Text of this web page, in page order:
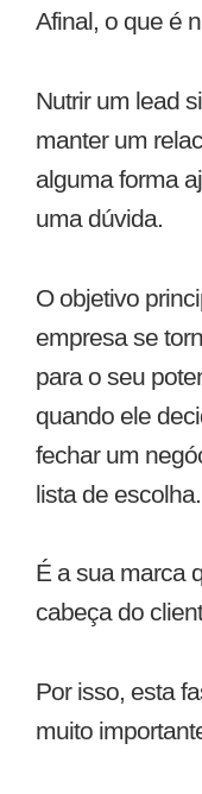
Afinal, o que é
Nutrir um lead
manter um
alguma forma
uma dúvida.
O objetivo
empresa se
para o seu
quando ele
fechar um
lista de escolha.
É a sua marca
cabeça do
Por isso, esta
muito